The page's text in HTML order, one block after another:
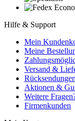
Hilfe & Support
Mein
Meine
Versand &
Aktionen &
Weitere
Firmenkunden